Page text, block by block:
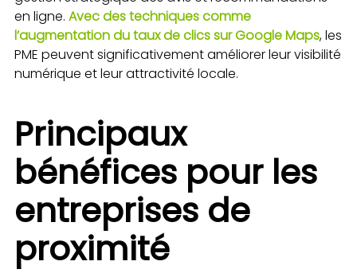
en ligne. Avec des techniques comme
l’augmentation du taux de clics sur Google Maps, les
PME peuvent significativement améliorer leur visibilité
numérique et leur attractivité locale.
Principaux
bénéfices pour les
entreprises de
proximité